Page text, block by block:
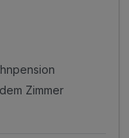
Zimmer